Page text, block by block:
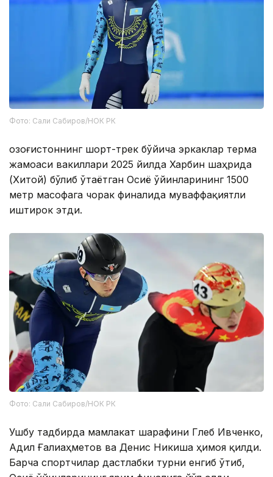
Фото: Сали Сабиров/НОК РК
Қозоғистоннинг шорт-трек бўйича эркаклар терма
жамоаси вакиллари 2025 йилда Харбин шаҳрида
(Хитой) бўлиб ўтаётган Осиё ўйинларининг 1500
метр масофага чорак финалида муваффақиятли
иштирок этди.
Фото: Сали Сабиров/НОК РК
Ушбу тадбирда мамлакат шарафини Глеб Ивченко,
Адил Ғалиаҳметов ва Денис Никиша ҳимоя қилди.
Барча спортчилар дастлабки турни енгиб ўтиб,